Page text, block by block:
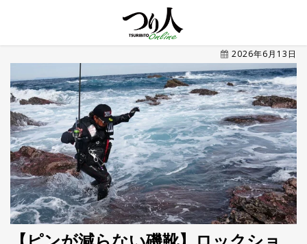
2026年6月13日
ド・
最新
UP
新
着
記
事
No.1
ラ
ン
キ
ン
グ